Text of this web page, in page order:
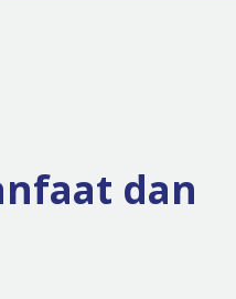
dan